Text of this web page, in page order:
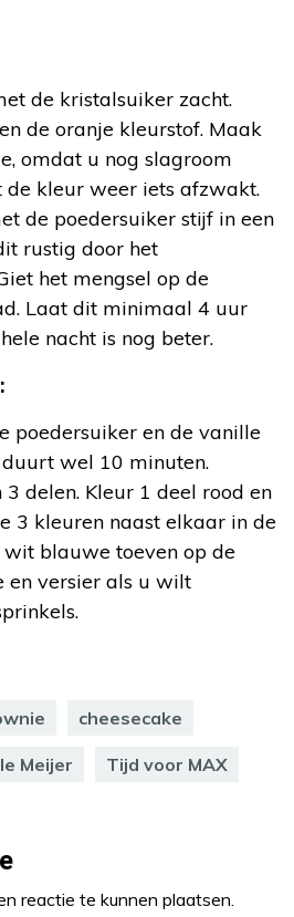
de kristalsuiker zacht.
de oranje kleurstof. Maak
omdat u nog slagroom
kleur weer iets afzwakt.
de poedersuiker stijf in een
rustig door het
het mengsel op de
Laat dit minimaal 4 uur
nacht is nog beter.
poedersuiker en de vanille
wel 10 minuten.
delen. Kleur 1 deel rood en
3 kleuren naast elkaar in de
blauwe toeven op de
en versier als u wilt
cheesecake
Meijer Tijd voor MAX
reactie te kunnen plaatsen.